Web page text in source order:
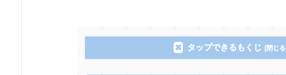
タップできるもくじ